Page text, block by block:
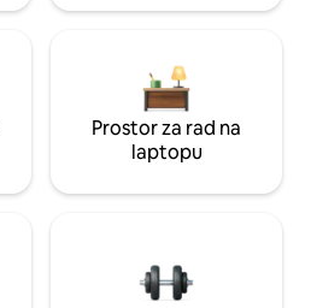
Prostor za rad na
laptopu